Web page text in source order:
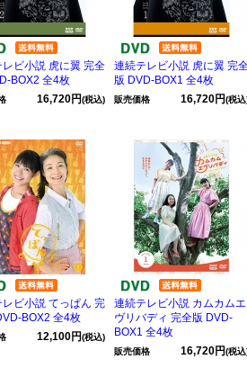
レビ小説 虎に翼 完全
BOX2 全4枚
16,720円(税込)
連続テレビ小説 虎に翼 完
版 DVD-BOX1 全4枚
販売価格 16,720円(税
レビ小説 てっぱん 完
BOX2 全4枚
12,100円(税込)
連続テレビ小説 カムカムエ
ヴリバディ 完全版 DVD-
BOX1 全4枚
販売価格 16,720円(税